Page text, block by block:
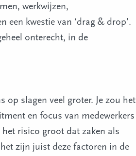
werkwijzen,
kwestie van ‘drag & drop’.
onterecht, in de
op slagen veel groter. Je zou het
en focus van medewerkers
risico groot dat zaken als
zijn juist deze factoren in de